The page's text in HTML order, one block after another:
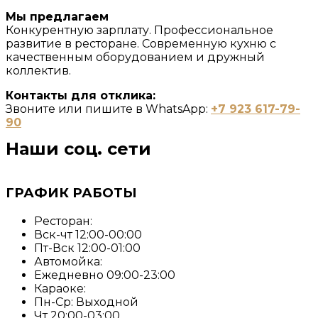
Мы предлагаем
Конкурентную зарплату. Профессиональное
развитие в ресторане. Современную кухню с
качественным оборудованием и дружный
коллектив.
Контакты для отклика:
Звоните или пишите в WhatsApp: +7 923 617-79-
90
Наши соц. сети
ГРАФИК РАБОТЫ
Ресторан:
Вск-чт 12:00-00:00
Пт-Вск 12:00-01:00
Автомойка:
Ежедневно 09:00-23:00
Караоке:
Пн-Ср: Выходной
Чт 20:00-03:00